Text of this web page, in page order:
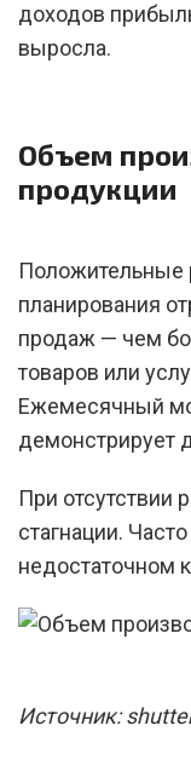
доходов
выросла.
Объем
продукции
Положительные
планирования
продаж — чем
товаров или
Ежемесячный
демонстрирует
При отсутствии
стагнации.
недостаточном
Источник: